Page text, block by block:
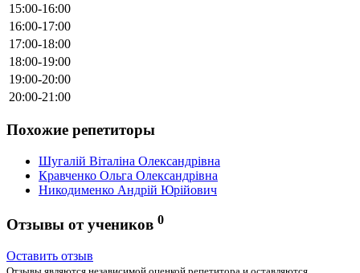
15:00-16:00
16:00-17:00
17:00-18:00
18:00-19:00
19:00-20:00
20:00-21:00
Похожие репетиторы
Шугалій Віталіна Олександрівна
Кравченко Ольга Олександрівна
Никодименко Андрій Юрійович
Отзывы от учеников 0
Оставить отзыв